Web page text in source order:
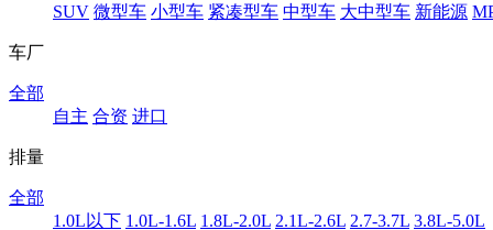
SUV 微型车 小型车 紧凑型车 中型车 大中型车 新能源
车厂
全部
自主 合资 进口
排量
全部
1.0L以下 1.0L-1.6L 1.8L-2.0L 2.1L-2.6L 2.7-3.7L 3.8L-5.0L